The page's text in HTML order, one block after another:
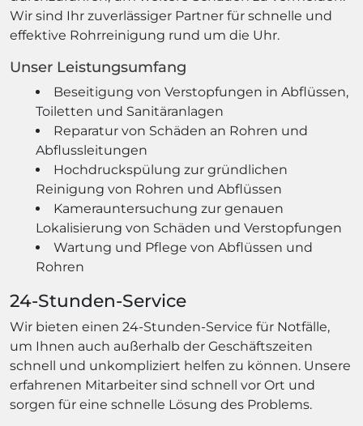
Wir sind Ihr zuverlässiger Partner für schnelle und
effektive Rohrreinigung rund um die Uhr.
Unser Leistungsumfang
Beseitigung von Verstopfungen in Abflüssen,
Toiletten und Sanitäranlagen
Reparatur von Schäden an Rohren und
Abflussleitungen
Hochdruckspülung zur gründlichen
Reinigung von Rohren und Abflüssen
Kamerauntersuchung zur genauen
Lokalisierung von Schäden und Verstopfungen
Wartung und Pflege von Abflüssen und
Rohren
24-Stunden-Service
Wir bieten einen 24-Stunden-Service für Notfälle,
um Ihnen auch außerhalb der Geschäftszeiten
schnell und unkompliziert helfen zu können. Unsere
erfahrenen Mitarbeiter sind schnell vor Ort und
sorgen für eine schnelle Lösung des Problems.